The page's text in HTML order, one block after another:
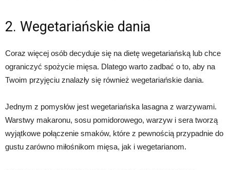
2. Wegetariańskie dania
Coraz więcej osób decyduje się na dietę wegetariańską lub chce
ograniczyć spożycie mięsa. Dlatego warto zadbać o to, aby na
Twoim przyjęciu znalazły się również wegetariańskie dania.
Jednym z pomysłów jest wegetariańska lasagna z warzywami.
Warstwy makaronu, sosu pomidorowego, warzyw i sera tworzą
wyjątkowe połączenie smaków, które z pewnością przypadnie do
gustu zarówno miłośnikom mięsa, jak i wegetarianom.